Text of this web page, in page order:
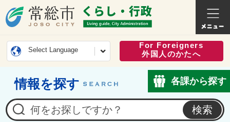
常総市公式ホームページ
くらし
Select Language
For Foreigners
外国人のかたへ
情報を探す 各課から探す